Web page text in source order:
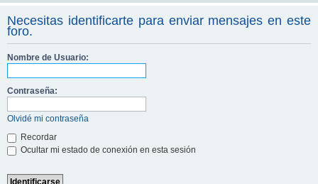
c
Necesitas identificarte para enviar mensajes en este
foro.
Nombre de Usuario:
Contraseña:
Olvidé mi contraseña
Recordar
Ocultar mi estado de conexión en esta sesión